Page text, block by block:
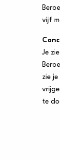
vijf
Je
zie
te